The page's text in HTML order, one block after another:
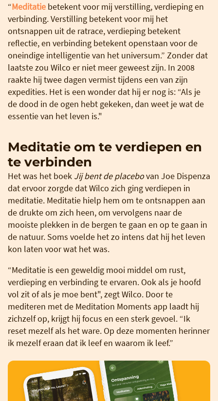
“Meditatie betekent voor mij verstilling, verdieping en
verbinding. Verstilling betekent voor mij het
ontsnappen uit de ratrace, verdieping betekent
reflectie, en verbinding betekent openstaan voor de
oneindige intelligentie van het universum.” Zonder dat
laatste zou Wilco er niet meer geweest zijn. In 2008
raakte hij twee dagen vermist tijdens een van zijn
expedities. Het is een wonder dat hij er nog is: “Als je
de dood in de ogen hebt gekeken, dan weet je wat de
essentie van het leven is."
Meditatie om te verdiepen en
te verbinden
Het was het boek Jij bent de placebovan Joe Dispenza
dat ervoor zorgde dat Wilco zich ging verdiepen in
meditatie. Meditatie hielp hem om te ontsnappen aan
de drukte om zich heen, om vervolgens naar de
mooiste plekken in de bergen te gaan en op te gaan in
de natuur. Soms voelde het zo intens dat hij het leven
kon laten voor wat het was.
“Meditatie is een geweldig mooi middel om rust,
verdieping en verbinding te ervaren. Ook als je hoofd
vol zit of als je moe bent", zegt Wilco. Door te
mediteren met de Meditation Moments app laadt hij
zichzelf op, krijgt hij focus en een sterk gevoel. “Ik
reset mezelf als het ware. Op deze momenten herinner
ik mezelf eraan dat ik leef en waarom ik leef.”